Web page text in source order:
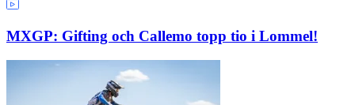
MXGP: Gifting och Callemo topp tio i Lommel!